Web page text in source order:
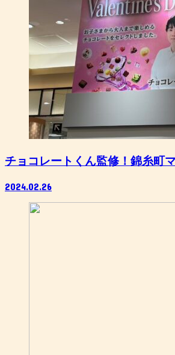
チョコレートくん監修！錦糸町
2024.02.26